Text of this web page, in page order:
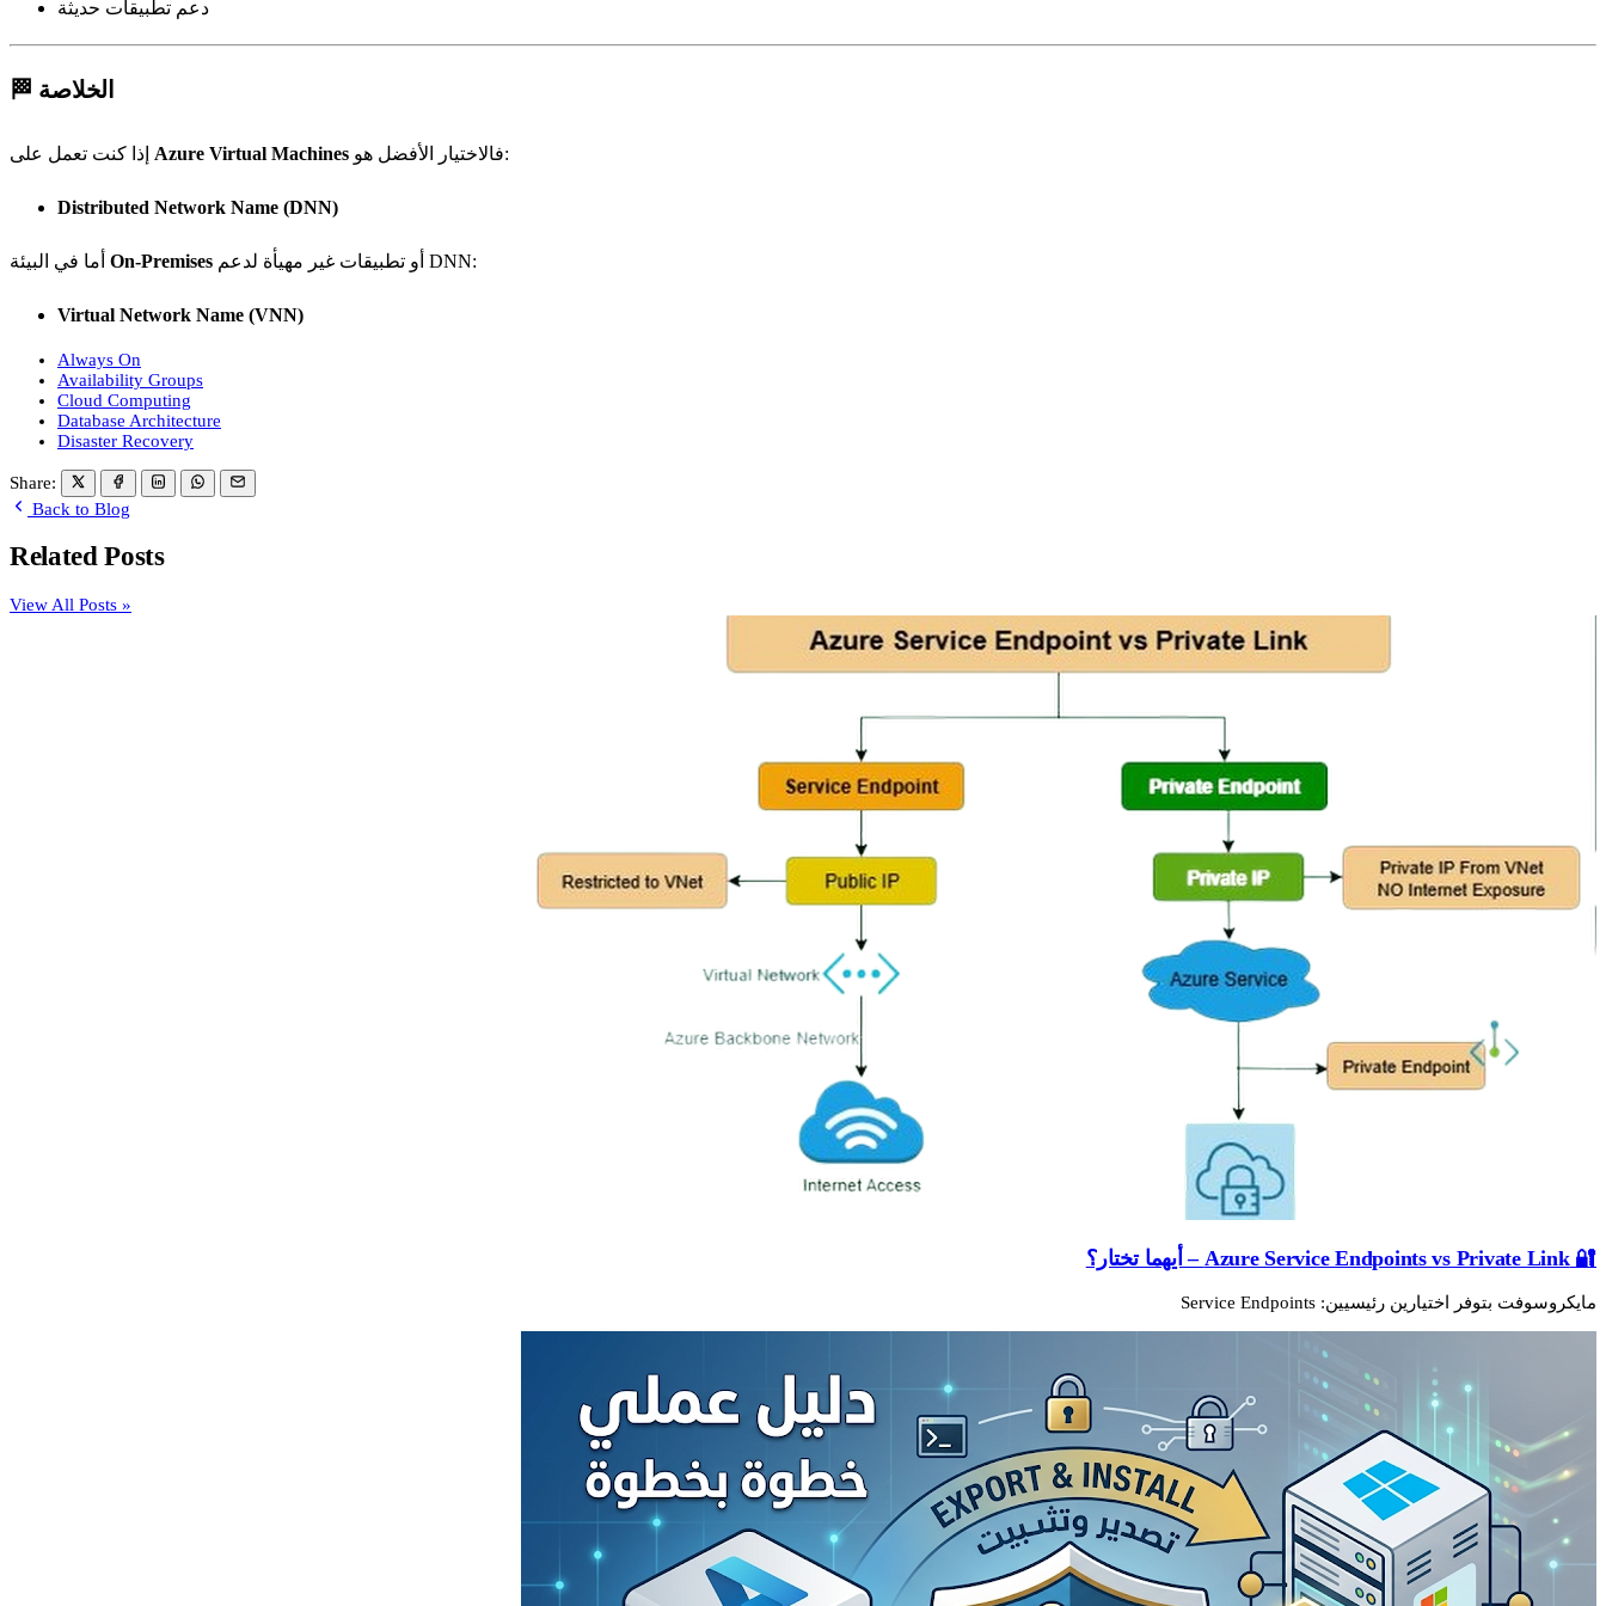
دعم تطبيقات حديثة
🏁 الخلاصة
Azure Virtual Machines فالاختيار الأفضل هو:
Distributed Network Name (DNN)
On-Premises أو تطبيقات غير مهيأة لدعم DNN:
Virtual Network Name (VNN)
Always On
Availability Groups
Cloud Computing
Database Architecture
Disaster Recovery
Share:
Back to Blog
Related Posts
View All Posts »
🔐 Azure Service Endpoints vs Private Link – أيهما تختار؟
مايكروسوفت بتوفر اختيارين رئيسيين: Service Endpoints